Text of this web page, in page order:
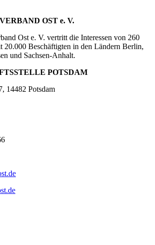
OST e. V.
Ost e. V. vertritt die Interessen von 260
20.000 Beschäftigten in den Ländern Berlin,
und Sachsen-Anhalt.
POTSDAM
14482 Potsdam